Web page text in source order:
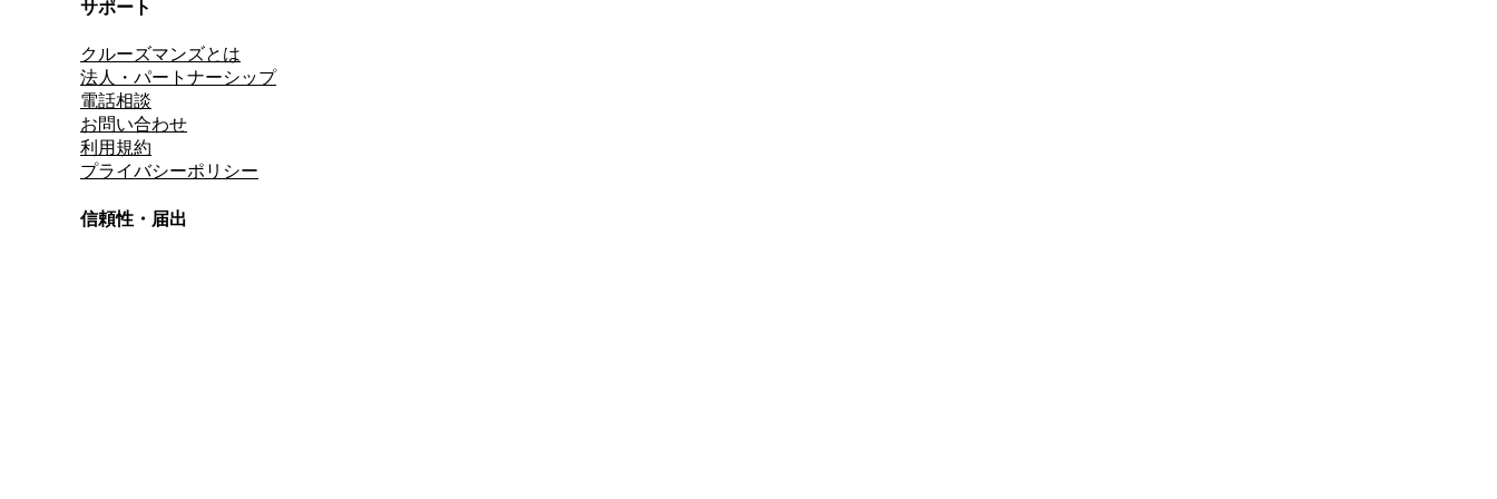
サポート
クルーズマンズとは
法人・パートナーシップ
電話相談
お問い合わせ
利用規約
プライバシーポリシー
信頼性・届出